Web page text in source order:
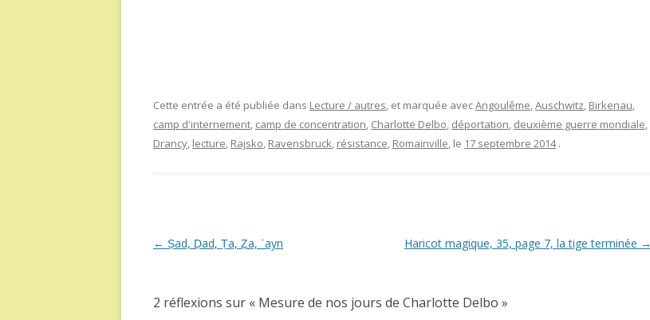
Cette entrée a été publiée dans Lecture / autres, et marquée avecAngoulême,Auschwitz, Birkenau,
camp d'internement, camp de concentration, Charlotte Delbo, déportation, deuxième guerre mondiale,
Drancy, lecture, Rajsko, Ravensbruck, résistance, Romainville, le 17 septembre 2014 .
Navigation
← Ṣad, Ḍad, Ṭa, Ẓa, ʿayn Haricot magique, 35, page 7, la tige terminée →
2 réflexions sur « Mesure de nos jours de Charlotte Delbo »